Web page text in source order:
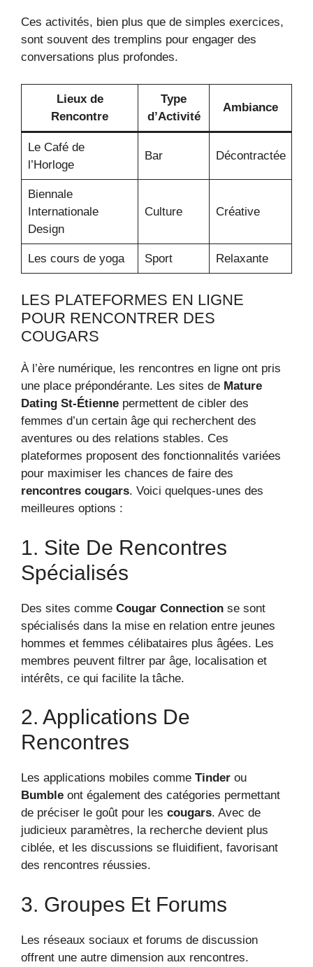
Ces activités, bien plus que de simples exercices,
sont souvent des tremplins pour engager des
conversations plus profondes.
Lieux de
Rencontre
Type
d’Activité
Ambiance
Le Café de
l’Horloge
Bar Décontractée
Biennale
Internationale
Design
Culture Créative
Les cours de yoga Sport Relaxante
LES PLATEFORMES EN LIGNE
POUR RENCONTRER DES
COUGARS
À l’ère numérique, les rencontres en ligne ont pris
une place prépondérante. Les sites de Mature
Dating St-Étienne permettent de cibler des
femmes d’un certain âge qui recherchent des
aventures ou des relations stables. Ces
plateformes proposent des fonctionnalités variées
pour maximiser les chances de faire des
rencontres cougars. Voici quelques-unes des
meilleures options :
1. Site De Rencontres
Spécialisés
Des sites comme Cougar Connection se sont
spécialisés dans la mise en relation entre jeunes
hommes et femmes célibataires plus âgées. Les
membres peuvent filtrer par âge, localisation et
intérêts, ce qui facilite la tâche.
2. Applications De
Rencontres
Les applications mobiles comme Tinder ou
Bumble ont également des catégories permettant
de préciser le goût pour les cougars. Avec de
judicieux paramètres, la recherche devient plus
ciblée, et les discussions se fluidifient, favorisant
des rencontres réussies.
3. Groupes Et Forums
Les réseaux sociaux et forums de discussion
offrent une autre dimension aux rencontres.